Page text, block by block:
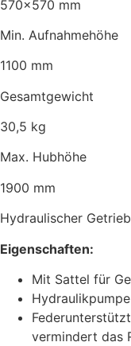
570×570 mm
Min. Aufnahmehöhe
1100 mm
Gesamtgewicht
30,5 kg
Max. Hubhöhe
1900 mm
Hydraulischer
Eigenschaften:
Mit Sattel für
vermindert das